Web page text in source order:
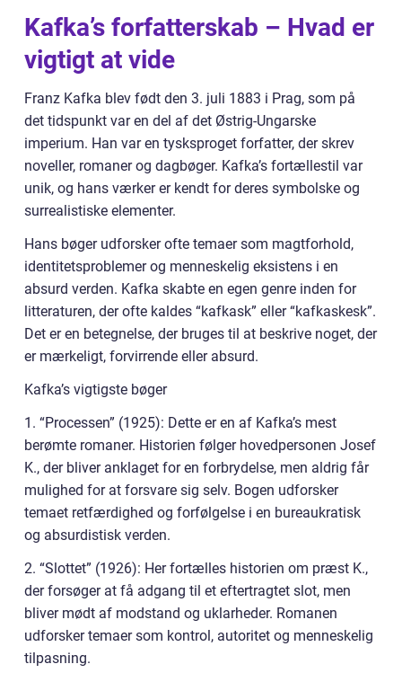
Kafka’s forfatterskab – Hvad er
vigtigt at vide
Franz Kafka blev født den 3. juli 1883 i Prag, som på
det tidspunkt var en del af det Østrig-Ungarske
imperium. Han var en tysksproget forfatter, der skrev
noveller, romaner og dagbøger. Kafka’s fortællestil var
unik, og hans værker er kendt for deres symbolske og
surrealistiske elementer.
Hans bøger udforsker ofte temaer som magtforhold,
identitetsproblemer og menneskelig eksistens i en
absurd verden. Kafka skabte en egen genre inden for
litteraturen, der ofte kaldes “kafkask” eller “kafkaskesk”.
Det er en betegnelse, der bruges til at beskrive noget, der
er mærkeligt, forvirrende eller absurd.
Kafka’s vigtigste bøger
1. “Processen” (1925): Dette er en af Kafka’s mest
berømte romaner. Historien følger hovedpersonen Josef
K., der bliver anklaget for en forbrydelse, men aldrig får
mulighed for at forsvare sig selv. Bogen udforsker
temaet retfærdighed og forfølgelse i en bureaukratisk
og absurdistisk verden.
2. “Slottet” (1926): Her fortælles historien om præst K.,
der forsøger at få adgang til et eftertragtet slot, men
bliver mødt af modstand og uklarheder. Romanen
udforsker temaer som kontrol, autoritet og menneskelig
tilpasning.